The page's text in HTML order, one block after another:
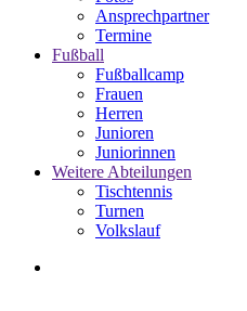
Ansprechpartner
Termine
Fußball
Fußballcamp
Frauen
Herren
Junioren
Juniorinnen
Weitere Abteilungen
Tischtennis
Turnen
Volkslauf